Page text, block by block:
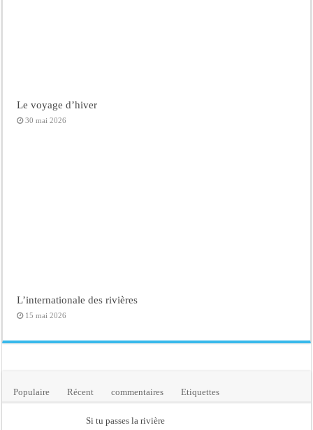
Le voyage d’hiver
30 mai 2026
L’internationale des rivières
15 mai 2026
Populaire Récent commentaires Etiquettes
Si tu passes la rivière